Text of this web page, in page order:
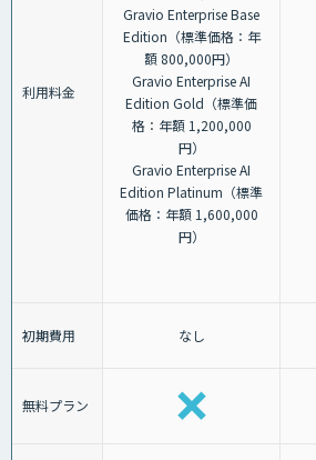
利用料金
Gravio Enterprise Base
Edition（標準価格：年
額 800,000円）
Gravio Enterprise AI
Edition Gold（標準価
格：年額 1,200,000
円）
Gravio Enterprise AI
Edition Platinum（標準
価格：年額 1,600,000
円）
初期費用 なし
無料プラン